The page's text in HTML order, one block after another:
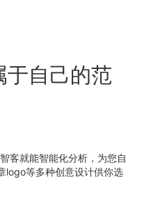
于自己的范
客就能智能化分析，为您自
logo等多种创意设计供你选